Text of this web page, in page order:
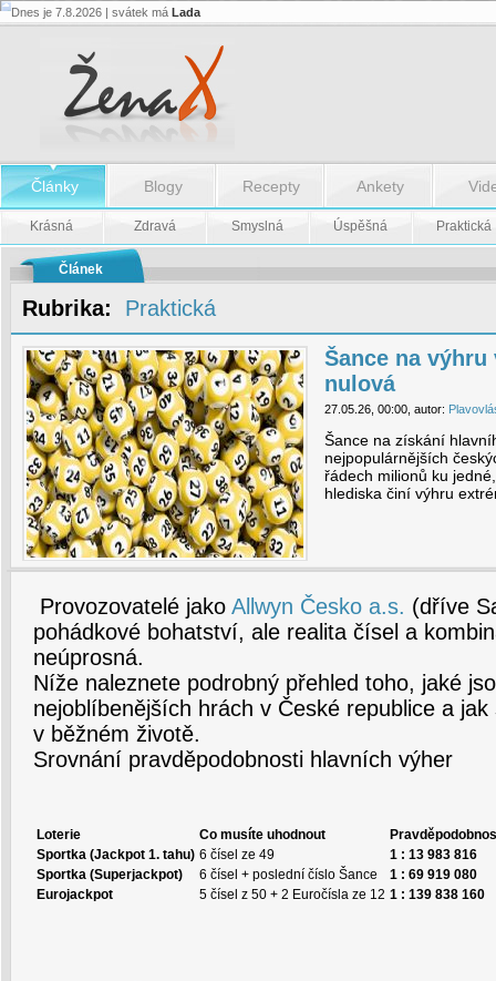
Šance
-
Šance
na
výhru
loteriích
je
téměř
nulová
Dnes je 7.8.2026 | svátek má Lada
Články Blogy Recepty Ankety
Krásná Zdravá Smyslná Úspěšná Praktická
Článek
Rubrika: Praktická
Šance na
nulová
27.05.26, 00:00, autor:
Šance na získání
nejpopulárnějších
řádech milionů ku
hlediska činí výhru
Provozovatelé jako Allwyn Česko a.s. (dříve
pohádkové bohatství, ale realita čísel a
neúprosná.
Níže naleznete podrobný přehled toho, jaké
nejoblíbenějších hrách v České republice a
v běžném životě.
Srovnání pravděpodobnosti hlavních výher
Loterie Co musíte uhodnout
Sportka (Jackpot 1. tahu) 6 čísel ze 49
1 : 13 983 816
Sportka (Superjackpot)
6 čísel + poslední číslo Šance
1 : 69 919 080
Eurojackpot
5 čísel z 50 + 2 Euročísla ze 12 1 : 139 838 160